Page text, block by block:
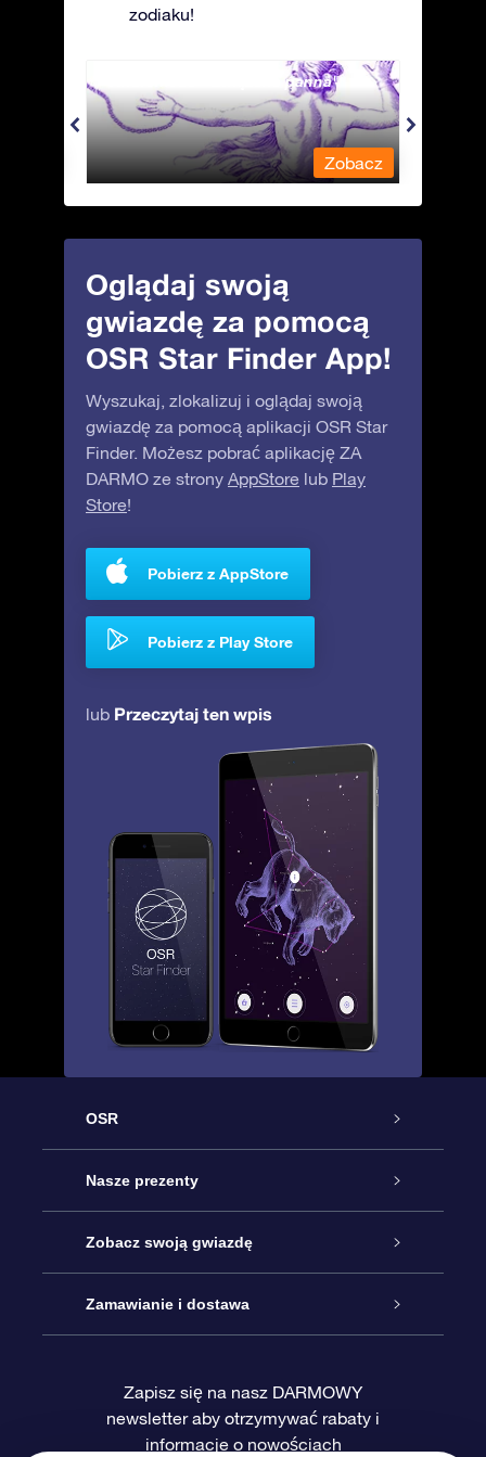
zodiaku!
Andromeda - Związana panna
Zobacz
Oglądaj swoją
gwiazdę za pomocą
OSR Star Finder App!
Wyszukaj, zlokalizuj i oglądaj swoją
gwiazdę za pomocą aplikacji OSR Star
Finder. Możesz pobrać aplikację ZA
DARMO ze strony AppStore lub Play
Store!
Pobierz z AppStore
Pobierz z Play Store
lub Przeczytaj ten wpis
OSR
Obsługa
Kontakt
Blog
Recenzje
Nasze prezenty
Podarunek Gwiazda Online
Pakiet Podarunkowy OSR
Karta podarunkowa OSR
Zobacz swoją gwiazdę
Rejestr Gwiazd
Sprsonalizowana Strona Gwiazdy
Zamawianie i dostawa
Metody płatności
Zapisz się na nasz DARMOWY
newsletter aby otrzymywać rabaty i
informacje o nowościach